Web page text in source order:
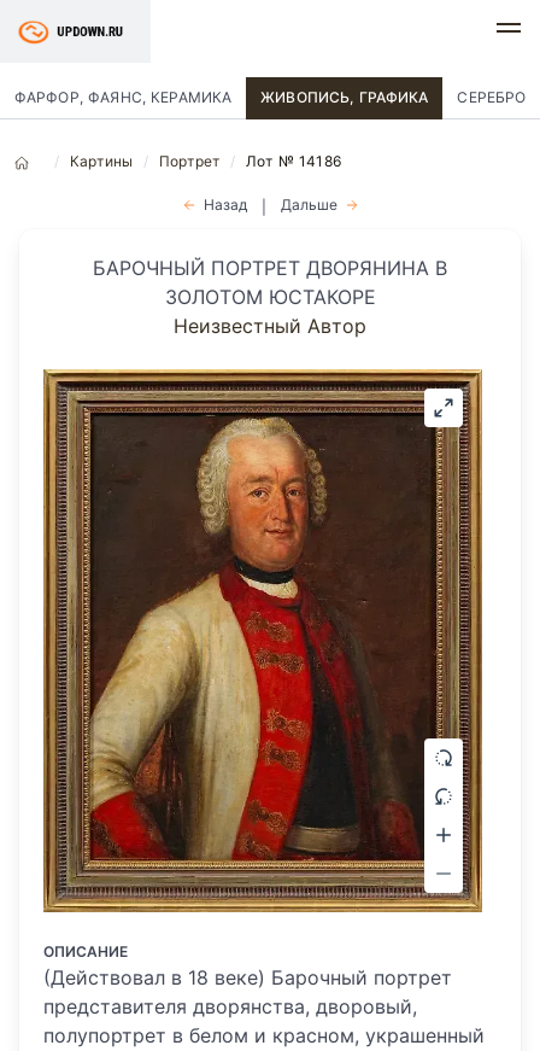
ФАРФОР, ФАЯНС, КЕРАМИКА ЖИВОПИСЬ, ГРАФИКА СЕРЕБРО
Картины Портрет Лот № 14186
Назад Дальше
БАРОЧНЫЙ ПОРТРЕТ ДВОРЯНИНА В
ЗОЛОТОМ ЮСТАКОРЕ
Неизвестный Автор
ОПИСАНИЕ
(Действовал в 18 веке) Барочный портрет
представителя дворянства, дворовый,
полупортрет в белом и красном, украшенный